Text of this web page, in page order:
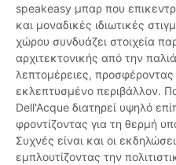
speakeasy μπαρ που
και μοναδικές ιδιωτικές
χώρου συνδυάζει στοιχεία
αρχιτεκτονικής από την
λεπτομέρειες, προσφέροντας
εκλεπτυσμένο περιβάλλον.
Dell'Acque διατηρεί υψηλό
φροντίζοντας για τη θερμή
Συχνές είναι και οι
εμπλουτίζοντας την